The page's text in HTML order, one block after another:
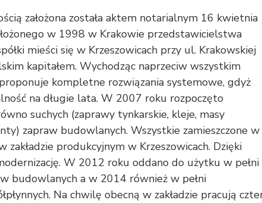
założona została aktem notarialnym 16 kwietnia
w 1998 w Krakowie przedstawicielstwa
mieści się w Krzeszowicach przy ul. Krakowskiej
kapitałem. Wychodząc naprzeciw wszystkim
kompletne rozwiązania systemowe, gdyż
na długie lata. W 2007 roku rozpoczęto
suchych (zaprawy tynkarskie, kleje, masy
zapraw budowlanych. Wszystkie zamieszczone w
produkcyjnym w Krzeszowicach. Dzięki
W 2012 roku oddano do użytku w pełni
budowlanych a w 2014 również w pełni
Na chwilę obecną w zakładzie pracują